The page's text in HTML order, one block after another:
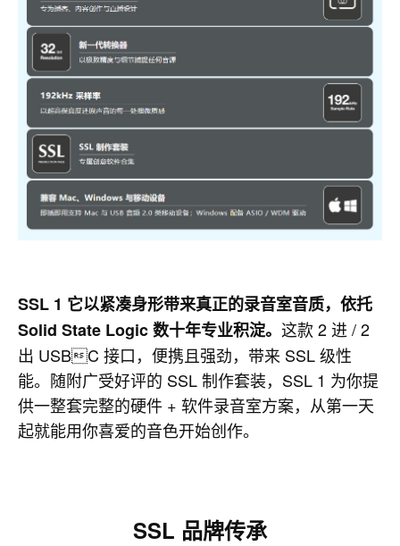
SSL 1 它以紧凑身形带来真正的录音室音质，依托
Solid State Logic 数十年专业积淀。 这款 2 进 / 2
出 USBC 接口，便携且强劲，带来 SSL 级性
能。随附广受好评的 SSL 制作套装，SSL 1 为你提
供一整套完整的硬件 + 软件录音室方案，从第一天
起就能用你喜爱的音色开始创作。
SSL 品牌传承